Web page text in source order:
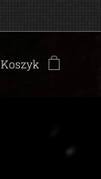
Koszyk